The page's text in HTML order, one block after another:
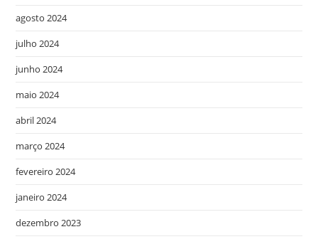
agosto 2024
julho 2024
junho 2024
maio 2024
abril 2024
março 2024
fevereiro 2024
janeiro 2024
dezembro 2023